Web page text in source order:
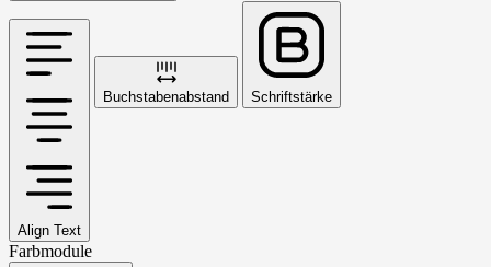
Align Text
Buchstabenabstand Schriftstärke
Farbmodule